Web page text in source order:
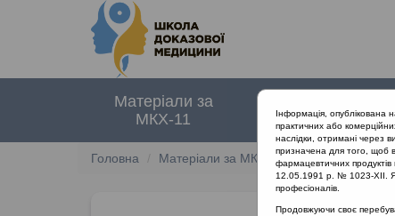
Матеріали за
МКХ-11
документи
Головна Матеріали за МКХ-11 12 Хвороби
Інформація,
практичних або
наслідки, отримані через
призначена для того, щоб
фармацевтичних продуктів
12.05.1991 р. № 1023-XII.
професіоналів.
Продовжуючи своє